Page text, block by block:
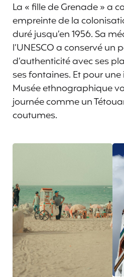
La « fille de Grenade » a
empreinte de la
duré jusqu’en 1956. Sa
l’UNESCO a conservé un
d’authenticité avec ses
ses fontaines. Et pour
Musée ethnographique
journée comme un
coutumes.